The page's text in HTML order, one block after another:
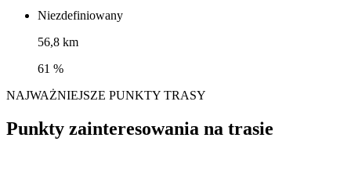
Niezdefiniowany
56,8 km
61 %
NAJWAŻNIEJSZE PUNKTY TRASY
Punkty zainteresowania na trasie